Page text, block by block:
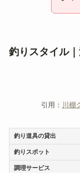
釣りスタイル
引用： 川棚
釣り道具の貸出
釣りスポット
調理サービス